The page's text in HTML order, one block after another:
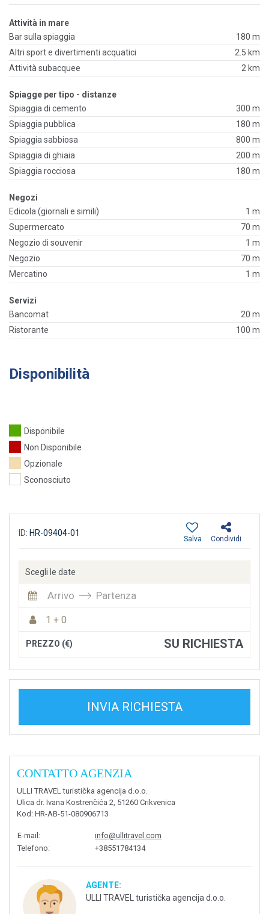
Attività in mare
Bar sulla spiaggia
180 m
Altri sport e divertimenti acquatici
2.5 km
Attività subacquee
2 km
Spiagge per tipo - distanze
Spiaggia di cemento
300 m
Spiaggia pubblica
180 m
Spiaggia sabbiosa
800 m
Spiaggia di ghiaia
200 m
Spiaggia rocciosa
180 m
Negozi
Edicola (giornali e simili)
1 m
Supermercato
70 m
Negozio di souvenir
1 m
Negozio
70 m
Mercatino
1 m
Servizi
Bancomat
20 m
Ristorante
100 m
Disponibilità
Disponibile
Non Disponibile
Opzionale
Sconosciuto
ID: HR-09404-01
Condividi
Salva
Scegli le date
Arrivo Partenza
1 + 0
PREZZO (€) SU RICHIESTA
INVIA RICHIESTA
CONTATTO AGENZIA
ULLI TRAVEL turistička agencija d.o.o.
Ulica dr. Ivana Kostrenčića 2, 51260 Crikvenica
Kod : HR-AB-51-080906713
E-mail :
info@ullitravel.com
Telefono: +38551784134
AGENTE:
ULLI TRAVEL turistička agencija d.o.o.